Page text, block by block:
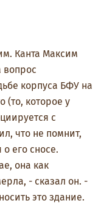
Канта Максим
вопрос
корпуса БФУ на
(то, которое у
с
что не помнит,
его сносе.
она как
- сказал он. -
это здание.